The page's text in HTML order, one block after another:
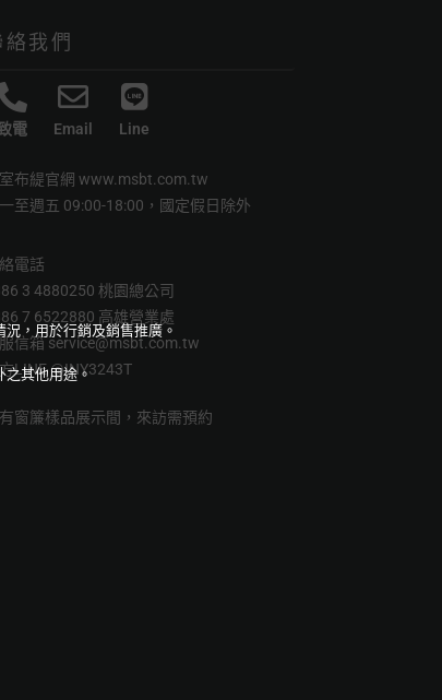
絡我們
電 Email Line
布緹官網www.msbt.com.tw
至週五 09:00-18:00，國定假日除外
電話
3 4880250 桃園總公司
7 6522880 高雄營業處
信箱service@msbt.com.tw
LINE@INY3243T
窗簾樣品展示間，來訪需預約
，用於行銷及銷售推廣。
之其他用途。